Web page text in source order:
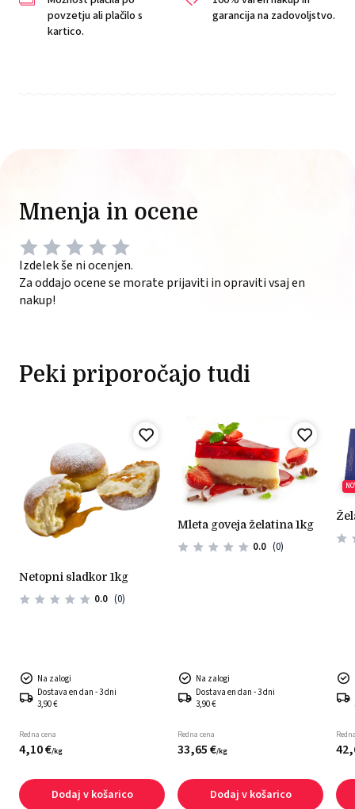
povzetju ali plačilo s
kartico.
garancija na zadovoljstvo.
Mnenja in ocene
Izdelek še ni ocenjen.
Za oddajo ocene se morate prijaviti in opraviti vsaj en
nakup!
Peki priporočajo tudi
netopni sladkor 1kg
0.0 (0)
Na zalogi
Dostava en dan - 3 dni
3,90 €
Redna cena
4,10€/kg
Dodaj v košarico
mleta goveja želatina 1kg
0.0 (0)
Na zalogi
Dostava en dan - 3 dni
3,90 €
Redna cena
33,65€/kg
Dodaj v košarico
42,